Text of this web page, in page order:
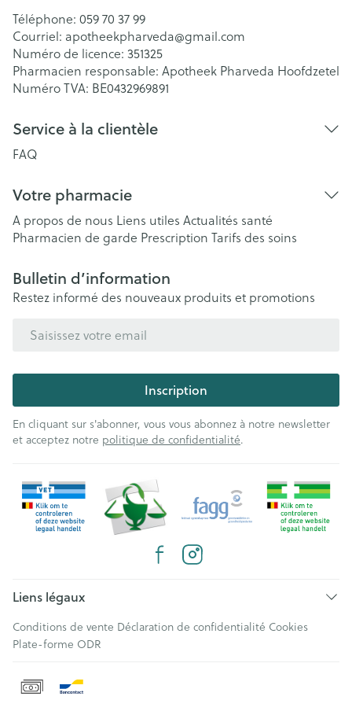
Téléphone: 059 70 37 99
Courriel: apotheekpharveda@gmail.com
Numéro de licence: 351325
Pharmacien responsable: Apotheek Pharveda Hoofdzetel
Numéro TVA: BE0432969891
Service à la clientèle
FAQ
Votre pharmacie
A propos de nous Liens utiles Actualités santé
Pharmacien de garde Prescription Tarifs des soins
Bulletin d’information
Restez informé des nouveaux produits et promotions
Inscription
En cliquant sur s'abonner, vous vous abonnez à notre newsletter
et acceptez notre politique de confidentialité.
Liens légaux
Conditions de vente Déclaration de confidentialité Cookies
Plate-forme ODR